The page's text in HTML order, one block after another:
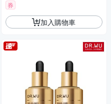
券
加入購物車